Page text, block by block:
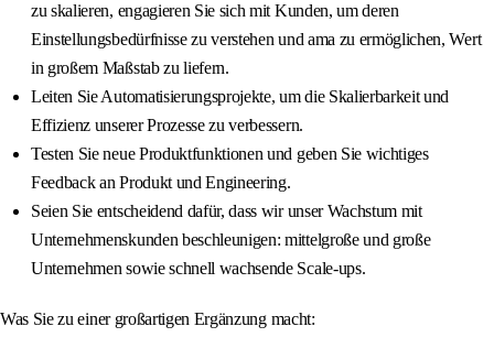
zu skalieren, engagieren Sie sich mit Kunden, um deren
Einstellungsbedürfnisse zu verstehen und ama zu ermöglichen, Wert
in großem Maßstab zu liefern.
Leiten Sie Automatisierungsprojekte, um die Skalierbarkeit und
Effizienz unserer Prozesse zu verbessern.
Testen Sie neue Produktfunktionen und geben Sie wichtiges
Feedback an Produkt und Engineering.
Seien Sie entscheidend dafür, dass wir unser Wachstum mit
Unternehmenskunden beschleunigen: mittelgroße und große
Unternehmen sowie schnell wachsende Scale-ups.
Was Sie zu einer großartigen Ergänzung macht: